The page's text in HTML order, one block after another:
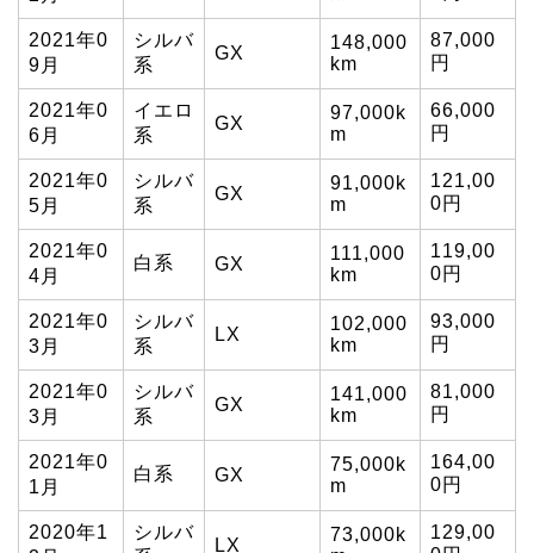
2021年0
9月
シルバ
系
GX
148,000
km
87,000
円
2021年0
6月
イエロ
系
GX
97,000k
m
66,000
円
2021年0
5月
シルバ
系
GX
91,000k
m
121,00
0円
2021年0
4月
白系 GX
111,000
km
119,00
0円
2021年0
3月
シルバ
系
LX
102,000
km
93,000
円
2021年0
3月
シルバ
系
GX
141,000
km
81,000
円
2021年0
1月
白系 GX
75,000k
m
164,00
0円
2020年1
シルバ
LX
73,000k
129,00